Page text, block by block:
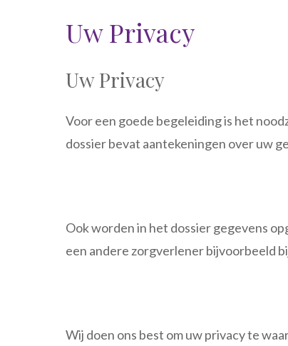
Uw Privacy
Uw Privacy
Voor een goede begeleiding is het
dossier bevat aantekeningen over uw
Ook worden in het dossier gegevens
een andere zorgverlener bijvoorbeeld
Wij doen ons best om uw privacy te